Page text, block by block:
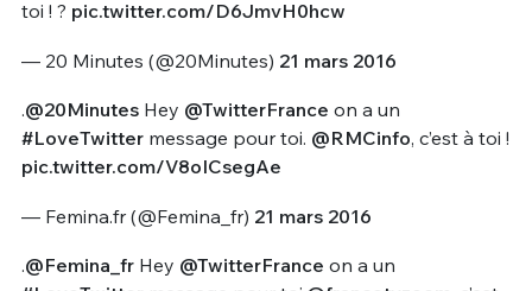
toi ! ? pic.twitter.com/D6JmvH0hcw
— 20 Minutes (@20Minutes) 21 mars 2016
.@20MinutesHey @TwitterFrance on a un
#LoveTwittermessage pour toi. @RMCinfo, c’est à toi !
pic.twitter.com/V8oICsegAe
— Femina.fr (@Femina_fr) 21 mars 2016
.@Femina_frHey @TwitterFrance on a un